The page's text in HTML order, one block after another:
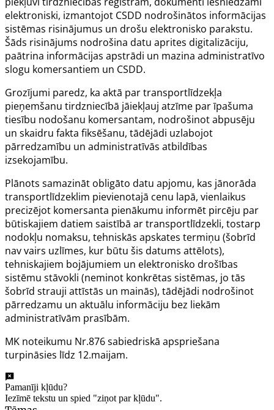
elektroniski, izmantojot CSDD nodrošinātos informācijas
sistēmas risinājumus un drošu elektronisko parakstu.
Šāds risinājums nodrošina datu aprites digitalizāciju,
paātrina informācijas apstrādi un mazina administratīvo
slogu komersantiem un CSDD.
Grozījumi paredz, ka aktā par transportlīdzekļa
pieņemšanu tirdzniecībā jāiekļauj atzīme par īpašuma
tiesību nodošanu komersantam, nodrošinot abpusēju
un skaidru fakta fiksēšanu, tādējādi uzlabojot
pārredzamību un administratīvās atbildības
izsekojamību.
Plānots samazināt obligāto datu apjomu, kas jānorāda
transportlīdzeklim pievienotajā cenu lapā, vienlaikus
precizējot komersanta pienākumu informēt pircēju par
būtiskajiem datiem saistībā ar transportlīdzekli, tostarp
nodokļu nomaksu, tehniskās apskates termiņu (šobrīd
nav vairs uzlīmes, kur būtu šis datums attēlots),
tehniskajiem bojājumiem un elektronisko drošības
sistēmu stāvokli (neminot konkrētas sistēmas, jo tās
šobrīd strauji attīstās un mainās), tādējādi nodrošinot
pārredzamu un aktuālu informāciju bez liekām
administratīvām prasībām.
MK noteikumu Nr.876 sabiedriskā apspriešana
turpināsies līdz 12.maijam.
Pamanīji kļūdu?
Iezīmē tekstu un spied "ziņot par kļūdu".